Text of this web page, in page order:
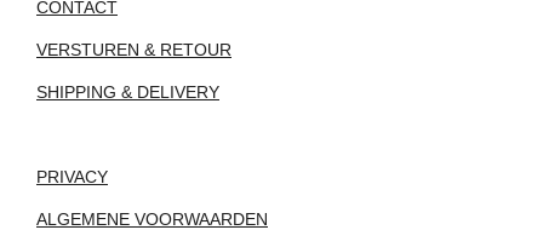
CONTACT
VERSTUREN & RETOUR
SHIPPING & DELIVERY
PRIVACY
ALGEMENE VOORWAARDEN